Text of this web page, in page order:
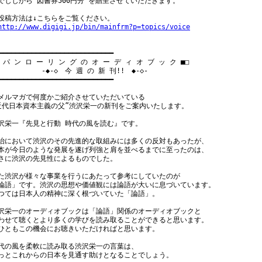
方法は↓こちらをご覧ください。
www.digigi.jp/bin/mainfrm?p=topics/voice
パ ン ロ ー リ ン グ の オ ー デ ィ オ ブ ッ ク ■□
◇　今 週 の 新 刊!!　◆-◇-
ルマガで何度かご紹介させていただいている
代日本資本主義の父”渋沢栄一の新刊をご案内いたします。
栄一『先見と行動 時代の風を読む』です。
において渋沢のその先進的な取組みには多くの反対もあったが、
が今日のような発展を遂げ列強と肩を並べるまでに至ったのは、
に渋沢の先見性によるものでした。
渋沢が様々な事業を行うにあたって参考にしていたのが
語」です。渋沢の思想や価値観には論語が大いに息づいています。
ては日本人の精神に深く根づいていた「論語」。
栄一のオーディオブックは「論語」関係のオーディオブックと
せて聴くとより多くの学びを読み取ることができると思います。
ともこの機会にお聴きいただければと思います。
の風を柔軟に読み取る渋沢栄一の言葉は、
とこれからの日本を見通す助けとなることでしょう。